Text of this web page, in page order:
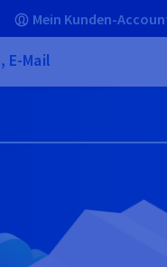
Mein Kunden-
E-Mail